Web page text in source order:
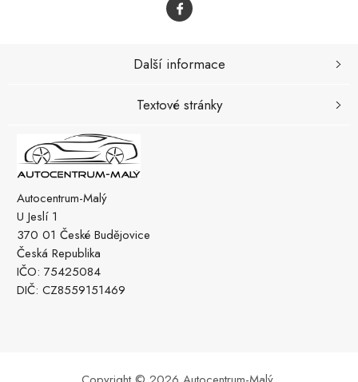
Autocentrum-Malý
U Jeslí 1
370 01 České Budějovice
Česká Republika
IČO: 75425084
DIČ: CZ8559151469
Další informace
Textové stránky